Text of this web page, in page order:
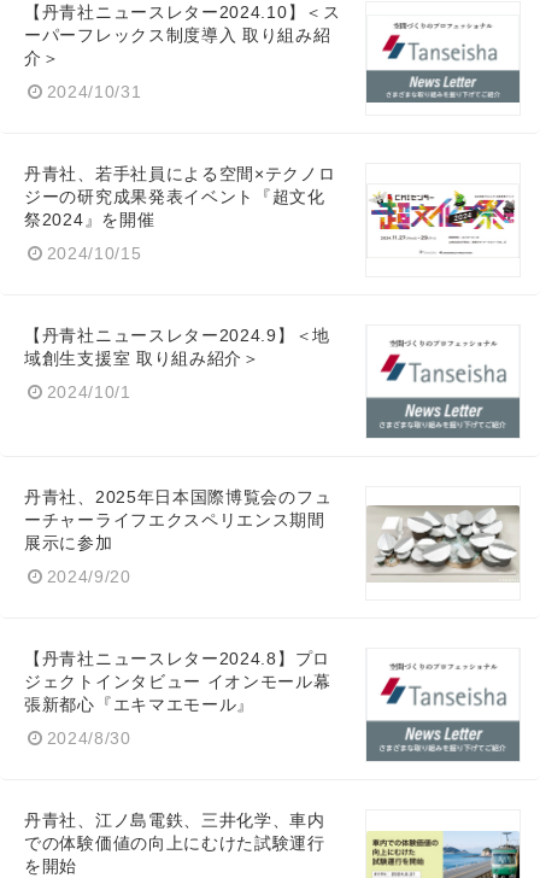
【丹青社ニュースレター2024.10】＜ス
ーパーフレックス制度導入 取り組み紹
介＞
2024/10/31
丹青社、若手社員による空間×テクノロ
ジーの研究成果発表イベント『超文化
祭2024』を開催
2024/10/15
【丹青社ニュースレター2024.9】＜地
域創生支援室 取り組み紹介＞
2024/10/1
丹青社、2025年日本国際博覧会のフュ
ーチャーライフエクスペリエンス期間
展示に参加
2024/9/20
【丹青社ニュースレター2024.8】プロ
ジェクトインタビュー イオンモール幕
張新都心『エキマエモール』
2024/8/30
丹青社、江ノ島電鉄、三井化学、車内
での体験価値の向上にむけた試験運行
を開始